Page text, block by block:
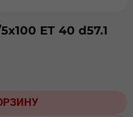
ЕТ 40 d57.1